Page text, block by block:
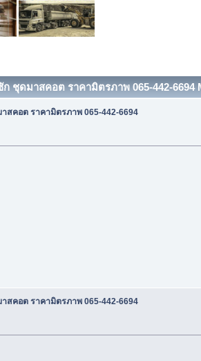
ชุดมาสคอต ราคามิตรภาพ 065-442-6694
สคอต ราคามิตรภาพ 065-442-6694
สคอต ราคามิตรภาพ 065-442-6694